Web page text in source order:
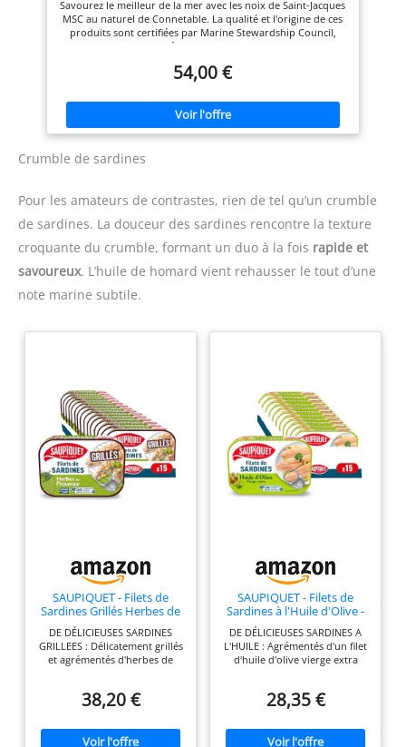
De 3 - Vendu Par Lot
Savourez le meilleur de la mer avec les noix de Saint-Jacques
MSC au naturel de Connetable. La qualité et l'origine de ces
produits sont certifiées par Marine Stewardship Council,
garantissant une pêche durable et respectueuse de
grâce à cette conserve de noix de Saint-Jacques au naturel.
des ingrédients pour vous offrir une expérience gustative
savoureuse et raffinée. Confectionné en France par une
entreprise familiale depuis 1853, ce produit vous assure
qualité, authenticité et tradition. Cette conserve de noix de
Saint-Jacques est idéale pour la réalisation de vos entrées et
Connetable, c'est l'assurance de produits de qualité, de
recettes savoureuses et de valeurs éthiques. En achetant ce
produit, vous soutenez une entreprise qui s'engage pour
54,00 €
Crumble de sardines
Pour les amateurs de contrastes, rien de tel qu’un crumble
de sardines. La douceur des sardines rencontre la texture
croquante du crumble, formant un duo à la fois rapide et
savoureux. L’huile de homard vient rehausser le tout d’une
note marine subtile.
SAUPIQUET - Filets de
Sardines Grillés Herbes de
Provence - 15 Conserves
DE DÉLICIEUSES SARDINES
GRILLEES : Délicatement grillés
et agrémentés d'herbes de
dégustés tels quels ou
ou froids. DES FILETS
SOIGNEUSEMENT PRÉPARÉS :
38,20 €
SAUPIQUET - Filets de
Sardines à l'Huile d'Olive -
DE DÉLICIEUSES SARDINES A
L'HUILE : Agrémentés d'un filet
d'huile d'olive vierge extra
sardines sans arêtes peuvent
accompagner vos plats chauds
ou froids. DES FILETS
28,35 €